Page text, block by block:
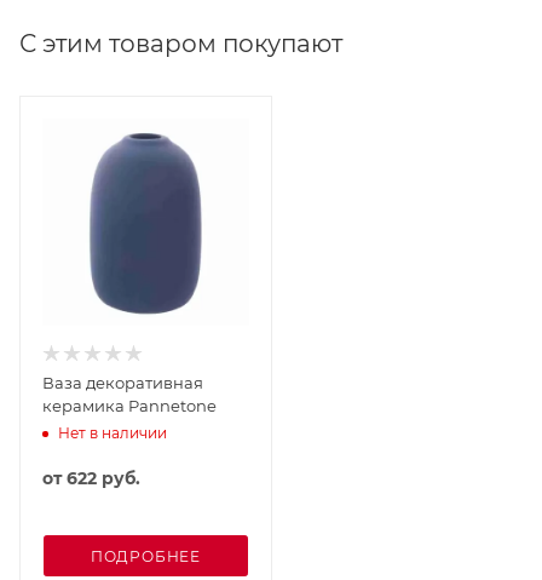
С этим товаром покупают
Ваза декоративная
керамика Pannetone
Нет в наличии
от622 руб.
ПОДРОБНЕЕ